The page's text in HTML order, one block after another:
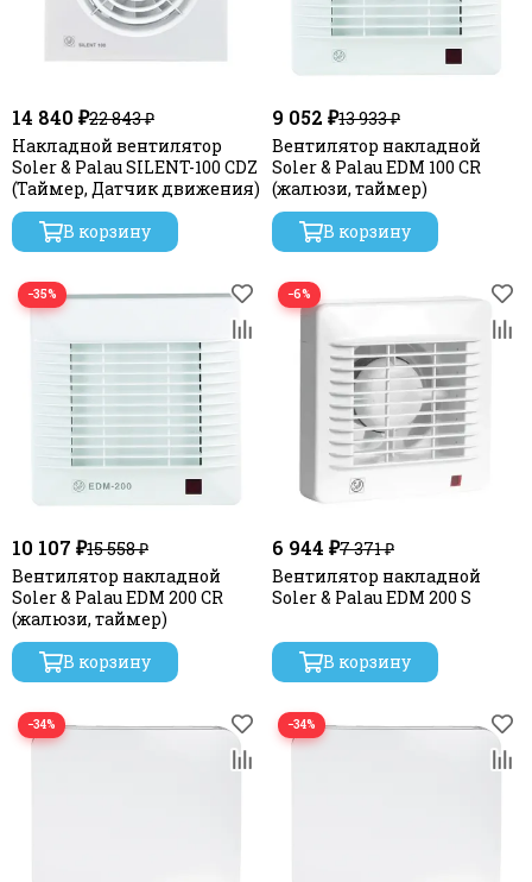
14 840 ₽22 843 ₽
Накладной вентилятор
Soler & Palau SILENT-100 CDZ
(Таймер, Датчик движения)
В корзину
9 052 ₽13 933 ₽
Вентилятор накладной
Soler & Palau EDM 100 CR
(жалюзи, таймер)
В корзину
−35%
10 107 ₽15 558 ₽
Вентилятор накладной
Soler & Palau EDM 200 CR
(жалюзи, таймер)
В корзину
−6%
6 944 ₽7 371 ₽
Вентилятор накладной
Soler & Palau EDM 200 S
В корзину
−34% −34%